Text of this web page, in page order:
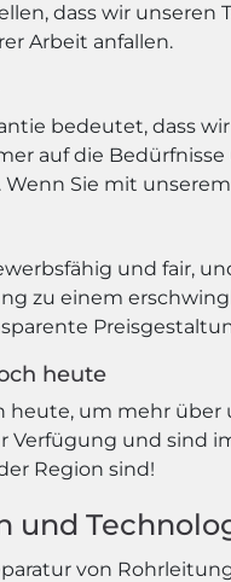
dass wir unseren
Arbeit anfallen.
bedeutet, dass
auf die
Sie mit
und fair,
zu einem
heute
heute, um mehr
Verfügung und sind
Region sind!
und
von